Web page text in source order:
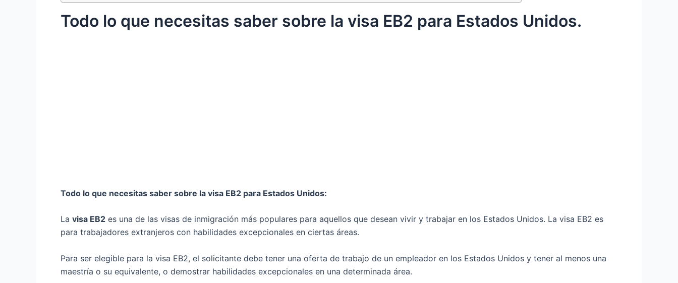
Todo lo que necesitas saber sobre la visa EB2 para Estados Unidos.
Todo lo que necesitas saber sobre la visa EB2 para Estados Unidos:
La visa EB2 es una de las visas de inmigración más populares para aquellos que desean vivir y trabajar en los Estados Unidos. La visa EB2 es
para trabajadores extranjeros con habilidades excepcionales en ciertas áreas.
Para ser elegible para la visa EB2, el solicitante debe tener una oferta de trabajo de un empleador en los Estados Unidos y tener al menos una
maestría o su equivalente, o demostrar habilidades excepcionales en una determinada área.